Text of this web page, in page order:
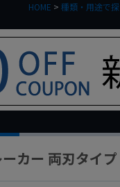
HOME 種類・用途で
カー 両刃タイ